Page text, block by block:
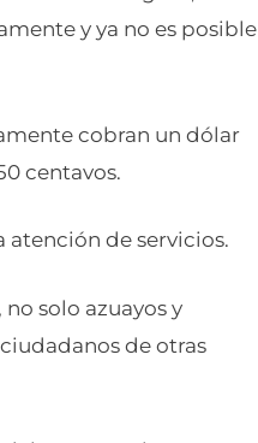
y ya no es posible
cobran un dólar
centavos.
atención de servicios.
solo azuayos y
de otras